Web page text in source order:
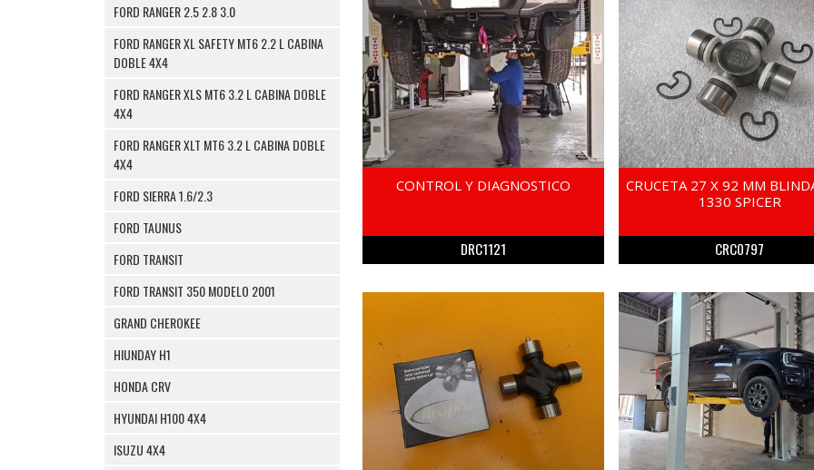
FORD RANGER 2.5 2.8 3.0
FORD RANGER XL SAFETY MT6 2.2 L CABINA
DOBLE 4X4
FORD RANGER XLS MT6 3.2 L CABINA DOBLE
4X4
FORD RANGER XLT MT6 3.2 L CABINA DOBLE
4X4
FORD SIERRA 1.6/2.3
FORD TAUNUS
FORD TRANSIT
FORD TRANSIT 350 MODELO 2001
GRAND CHEROKEE
HIUNDAY H1
HONDA CRV
HYUNDAI H100 4X4
ISUZU 4X4
CONTROL Y DIAGNOSTICO
DRC1121
CRUCETA 27 X 92 MM
1330 SPICER
CRC0797